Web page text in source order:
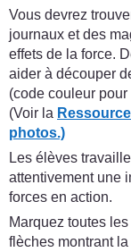
Vous devrez
journaux et des
effets de la force.
aider à découper
(code couleur
(Voir la
photos.)
Les élèves
attentivement une
forces en action.
Marquez toutes
flèches montrant